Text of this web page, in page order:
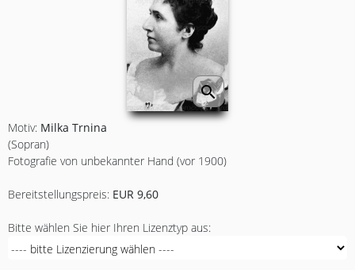
search
Motiv: Milka Trnina
(Sopran)
Fotografie von unbekannter Hand (vor 1900)
Bereitstellungspreis: EUR 9,60
Bitte wählen Sie hier Ihren Lizenztyp aus: